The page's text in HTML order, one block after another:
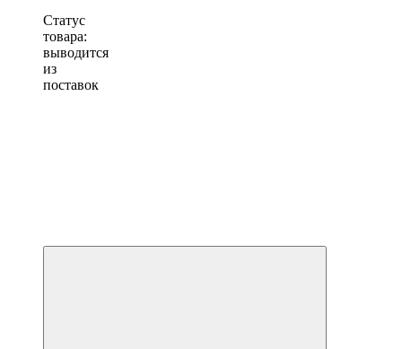
Статус
товара:
выводится
из
поставок